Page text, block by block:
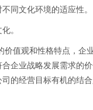
同文化环境的适应性。
。
观和性格特点，企业
企业战略发展需求的
的经营目标有机的结